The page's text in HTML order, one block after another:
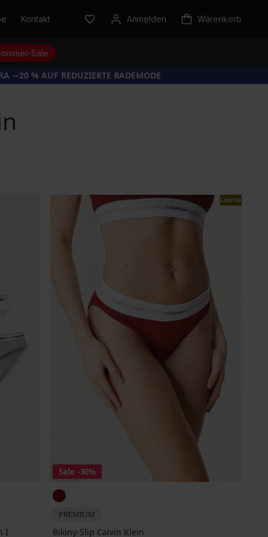
Kontakt Anmelden Warenkorb
Sale
−20 % AUF REDUZIERTE BADEMODE
I
LIMITED
Sale -30%
PREMIUM
Bikiny-Slip Calvin Klein